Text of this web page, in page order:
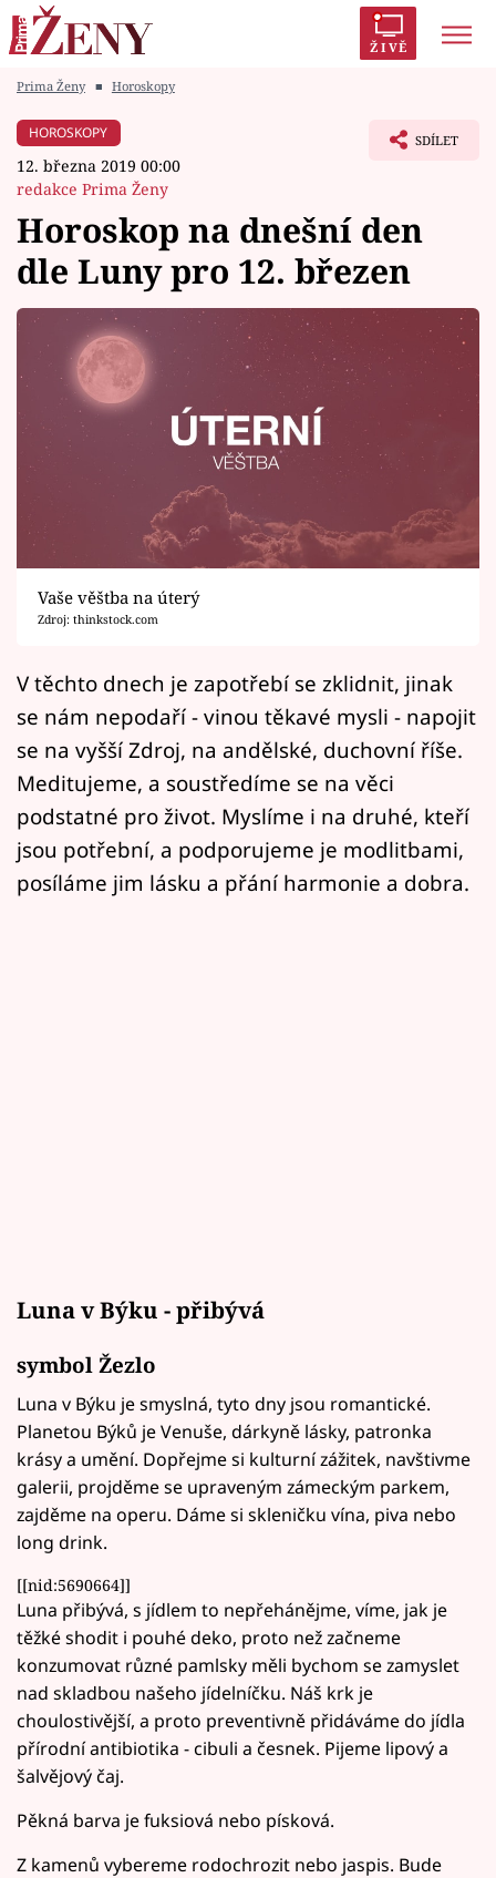
ŽIVĚ
Módní alarm
Témata
Celebrity
Vztahy
Seriály
Horoskopy
Sledujte prima+
Filmový festival Karlovy Vary
Mámy sobě
Přihlášení
Sledujte nás
Prima Ženy ■ Horoskopy
HOROSKOPY
12. března 2019 00:00
redakce Prima Ženy
SDÍLET
Horoskop na dnešní den
dle Luny pro 12. březen
Vaše věštba na úterý
Zdroj: thinkstock.com
V těchto dnech je zapotřebí se zklidnit, jinak
se nám nepodaří - vinou těkavé mysli - napojit
se na vyšší Zdroj, na andělské, duchovní říše.
Meditujeme, a soustředíme se na věci
podstatné pro život. Myslíme i na druhé, kteří
jsou potřební, a podporujeme je modlitbami,
posíláme jim lásku a přání harmonie a dobra.
Luna v Býku - přibývá
symbol Žezlo
Luna v Býku je smyslná, tyto dny jsou romantické.
Planetou Býků je Venuše, dárkyně lásky, patronka
krásy a umění. Dopřejme si kulturní zážitek, navštivme
galerii, projděme se upraveným zámeckým parkem,
zajděme na operu. Dáme si skleničku vína, piva nebo
long drink.
[[nid:5690664]]
Luna přibývá, s jídlem to nepřehánějme, víme, jak je
těžké shodit i pouhé deko, proto než začneme
konzumovat různé pamlsky měli bychom se zamyslet
nad skladbou našeho jídelníčku. Náš krk je
choulostivější, a proto preventivně přidáváme do jídla
přírodní antibiotika - cibuli a česnek. Pijeme lipový a
šalvějový čaj.
Pěkná barva je fuksiová nebo písková.
Z kamenů vybereme rodochrozit nebo jaspis. Bude